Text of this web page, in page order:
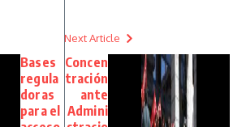
Bases
regula
doras
para el
Next Article
Concen
tración
ante
Admini